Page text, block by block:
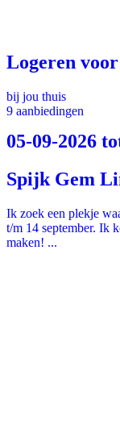
Logeren
bij jou thuis
9 aanbiedingen
05-09-2026
Spijk Gem
Ik zoek een plekje
t/m 14 september. Ik
maken! ...